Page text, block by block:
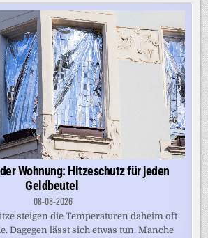
Wohnung: Hitzeschutz für jeden
Geldbeutel
08-08-2026
steigen die Temperaturen daheim oft
Dagegen lässt sich etwas tun. Manche